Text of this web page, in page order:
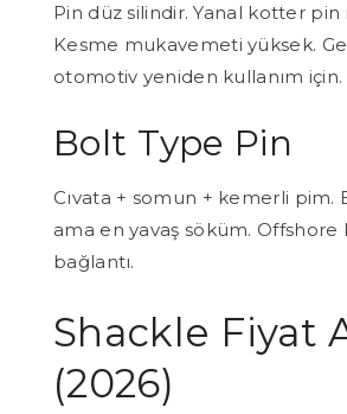
Pin düz silindir. Yanal kotter pin
Kesme mukavemeti yüksek.
otomotiv yeniden kullanım için.
Bolt Type Pin
Cıvata + somun + kemerli pim.
ama en yavaş söküm. Offshore
bağlantı.
Shackle Fiyat
(2026)